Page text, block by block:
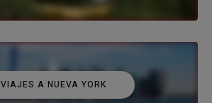
VIAJES A NUEVA YORK